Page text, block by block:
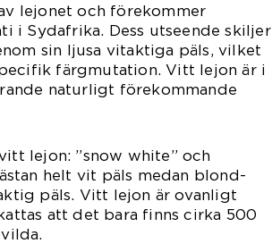
lejonet och förekommer
i Sydafrika. Dess utseende skiljer
sin ljusa vitaktiga päls, vilket
färgmutation. Vitt lejon är i
naturligt förekommande
lejon: ”snow white” och
helt vit päls medan blond-
päls. Vitt lejon är ovanligt
att det bara finns cirka 500